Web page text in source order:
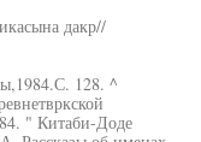
дакр//
128. ^
" Китаби-Доде